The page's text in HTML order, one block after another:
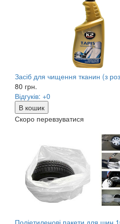
Засіб для чищення тканин (з
80 грн.
Відгуків: +0
В кошик
Скоро перевзуватися
Поліетиленові пакети для шин